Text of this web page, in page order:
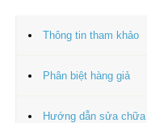
Thông tin tham khảo
Phân biệt hàng giả
Hướng dẫn sửa chữa